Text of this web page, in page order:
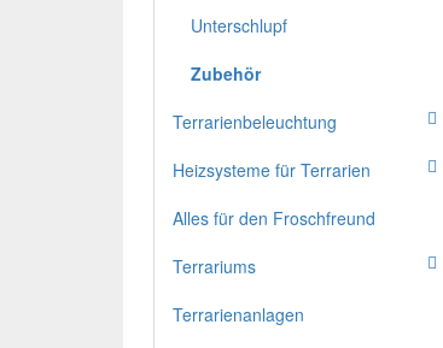
Unterschlupf
Zubehör
Terrarienbeleuchtung
Heizsysteme für Terrarien
Alles für den Froschfreund
Terrariums
Terrarienanlagen